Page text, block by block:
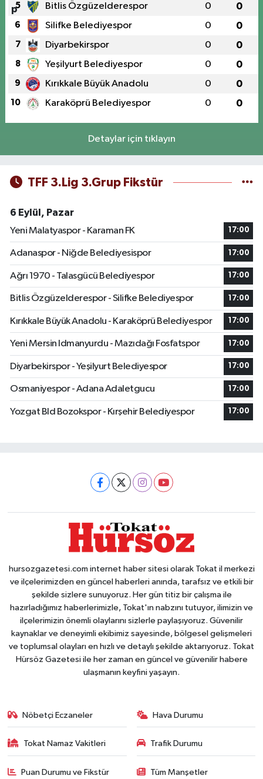
5 Bitlis Özgüzelderespor 0 0
6 Silifke Belediyespor 0 0
7 Diyarbekirspor 0 0
8 Yeşilyurt Belediyespor 0 0
9 Kırıkkale Büyük Anadolu 0 0
10 Karaköprü Belediyespor 0 0
Detaylar için tıklayın
TFF 3.Lig 3.Grup Fikstür
6 Eylül, Pazar
Yeni Malatyaspor - Karaman FK
17:00
Adanaspor - Niğde Belediyesispor 17:00
Ağrı 1970 - Talasgücü Belediyespor 17:00
Bitlis Özgüzelderespor - Silifke Belediyespor 17:00
Kırıkkale Büyük Anadolu - Karaköprü Belediyespor 17:00
Yeni Mersin Idmanyurdu - Mazıdağı Fosfatspor 17:00
Diyarbekirspor - Yeşilyurt Belediyespor 17:00
Osmaniyespor - Adana Adaletgucu 17:00
Yozgat Bld Bozokspor - Kırşehir Belediyespor 17:00
hursozgazetesi.com internet haber sitesi olarak Tokat il merkezi
ve ilçelerimizden en güncel haberleri anında, tarafsız ve etkili bir
şekilde sizlere sunuyoruz. Her gün titiz bir çalışma ile
hazırladığımız haberlerimizle, Tokat'ın nabzını tutuyor, ilimizin ve
ilçelerimizin önemli olaylarını sizlerle paylaşıyoruz. Güvenilir
kaynaklar ve deneyimli ekibimiz sayesinde, bölgesel gelişmeleri
ve toplumsal olayları en hızlı ve detaylı şekilde aktarıyoruz. Tokat
Hürsöz Gazetesi ile her zaman en güncel ve güvenilir habere
ulaşmanın keyfini yaşayın.
Nöbetçi Eczaneler Hava Durumu
Tokat Namaz Vakitleri Trafik Durumu
Puan Durumu ve Fikstür Tüm Manşetler